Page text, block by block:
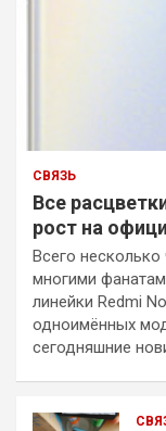
СВЯЗЬ
Все
рост на
Всего
многими
линейки Redmi
одноимённых
сегодняшние